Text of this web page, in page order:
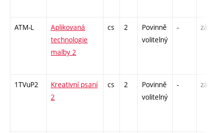
ATM-L
Aplikovaná
technologie
malby 2
cs 2
Povinně
volitelný
- zá
1TVuP2
Kreativní psaní
2
cs 2
Povinně
volitelný
- zá